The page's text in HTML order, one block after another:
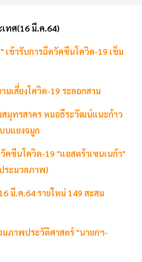
ทศ(16 มี.ค.64)
เข้ารับการฉีดวัคซีนโควิด-19 เข็ม
มเสี่ยงโควิด-19 ระลอกสาม
มุทรสาคร หมอธีระวัฒน์แนะก้าว
บแยงจมูก
คซีนโควิด-19 "แอสตร้าเซนเนก้า"
ระมวลภาพ)
มี.ค.64 รายใหม่ 149 สะสม
ภาพประวัติศาสตร์ "นายกฯ-